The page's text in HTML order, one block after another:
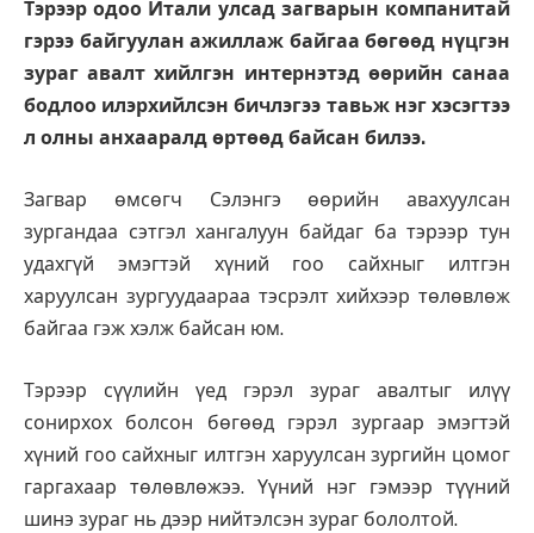
Тэрээр одоо Итали улсад загварын компанитай
гэрээ байгуулан ажиллаж байгаа бөгөөд нүцгэн
зураг авалт хийлгэн интернэтэд өөрийн санаа
бодлоо илэрхийлсэн бичлэгээ тавьж нэг хэсэгтээ
л олны анхааралд өртөөд байсан билээ.
Загвар өмсөгч Сэлэнгэ өөрийн авахуулсан
зургандаа сэтгэл хангалуун байдаг ба тэрээр тун
удахгүй эмэгтэй хүний гоо сайхныг илтгэн
харуулсан зургуудаараа тэсрэлт хийхээр төлөвлөж
байгаа гэж хэлж байсан юм.
Тэрээр сүүлийн үед гэрэл зураг авалтыг илүү
сонирхох болсон бөгөөд гэрэл зургаар эмэгтэй
хүний гоо сайхныг илтгэн харуулсан зургийн цомог
гаргахаар төлөвлөжээ. Үүний нэг гэмээр түүний
шинэ зураг нь дээр нийтэлсэн зураг бололтой.